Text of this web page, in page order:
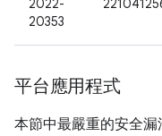
2022-
20353
平台應用程式
本節中最嚴重的安全